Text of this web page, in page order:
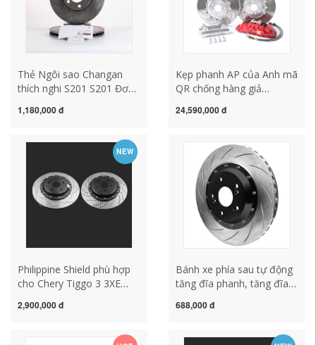
Thẻ Ngôi sao Changan
thích nghi S201 S201 Đơn
mặt trước và phía sau đĩa
1,180,000 đ
Kẹp phanh AP của Anh mã
QR chống hàng giả
24,590,000 đ
NEW
Philippine Shield phù hợp
cho Chery Tiggo 3 3XE
đĩa phanh trước đục lỗ và
2,900,000 đ
Bánh xe phía sau tự động
tăng đĩa phanh, tăng đĩa
688,000 đ